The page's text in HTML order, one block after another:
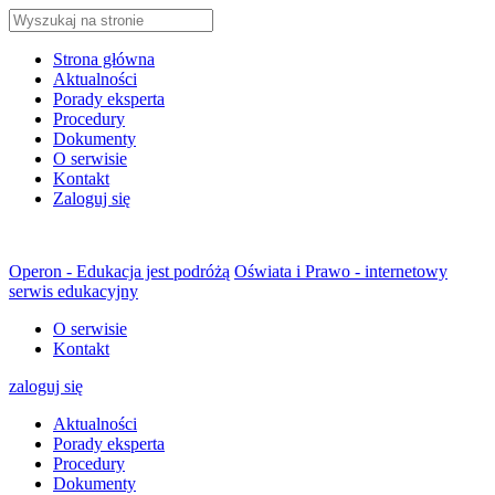
Strona główna
Aktualności
Porady eksperta
Procedury
Dokumenty
O serwisie
Kontakt
Zaloguj się
Operon - Edukacja jest podróżą Oświata i Prawo - internetowy
serwis edukacyjny
O serwisie
Kontakt
zaloguj się
Aktualności
Porady eksperta
Procedury
Dokumenty